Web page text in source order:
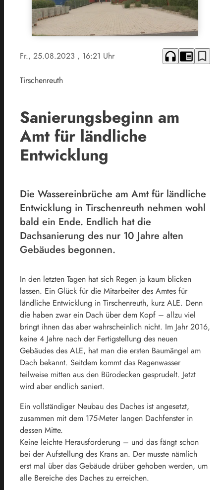
Fr., 25.08.2023 , 16:21 Uhr headphones chrome_reader_mode bookmark_border
Tirschenreuth
Sanierungsbeginn am
Amt für ländliche
Entwicklung
Die Wassereinbrüche am Amt für ländliche
Entwicklung in Tirschenreuth nehmen wohl
bald ein Ende. Endlich hat die
Dachsanierung des nur 10 Jahre alten
Gebäudes begonnen.
In den letzten Tagen hat sich Regen ja kaum blicken
lassen. Ein Glück für die Mitarbeiter des Amtes für
ländliche Entwicklung in Tirschenreuth, kurz ALE. Denn
die haben zwar ein Dach über dem Kopf – allzu viel
bringt ihnen das aber wahrscheinlich nicht. Im Jahr 2016,
keine 4 Jahre nach der Fertigstellung des neuen
Gebäudes des ALE, hat man die ersten Baumängel am
Dach bekannt. Seitdem kommt das Regenwasser
teilweise mitten aus den Bürodecken gesprudelt. Jetzt
wird aber endlich saniert.
Ein vollständiger Neubau des Daches ist angesetzt,
zusammen mit dem 175-Meter langen Dachfenster in
dessen Mitte.
Keine leichte Herausforderung – und das fängt schon
bei der Aufstellung des Krans an. Der musste nämlich
erst mal über das Gebäude drüber gehoben werden, um
alle Bereiche des Daches zu erreichen.